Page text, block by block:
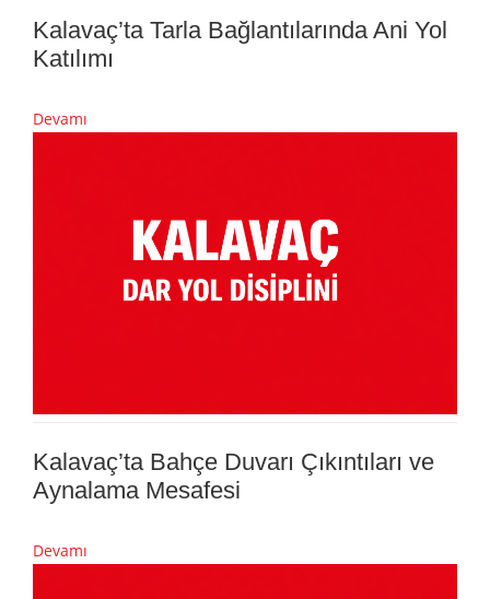
Kalavaç’ta Tarla Bağlantılarında Ani Yol
Katılımı
Devamı
Kalavaç’ta Bahçe Duvarı Çıkıntıları ve
Aynalama Mesafesi
Devamı